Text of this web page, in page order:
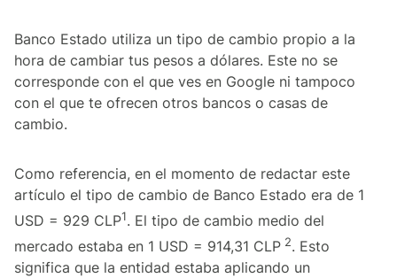
Banco Estado utiliza un tipo de cambio propio a la
hora de cambiar tus pesos a dólares. Este no se
corresponde con el que ves en Google ni tampoco
con el que te ofrecen otros bancos o casas de
cambio.
Como referencia, en el momento de redactar este
artículo el tipo de cambio de Banco Estado era de 1
USD = 929 CLP1. El tipo de cambio medio del
mercado estaba en 1 USD = 914,31 CLP 2. Esto
significa que la entidad estaba aplicando un